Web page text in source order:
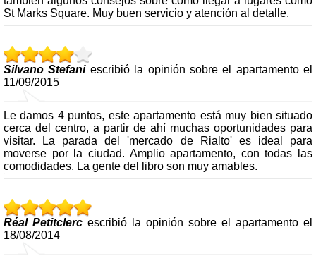
St Marks Square. Muy buen servicio y atención al detalle.
Silvano Stefaniescribió la opinión sobre el apartamento el
11/09/2015
Le damos 4 puntos, este apartamento está muy bien situado
cerca del centro, a partir de ahí muchas oportunidades para
visitar. La parada del 'mercado de Rialto' es ideal para
moverse por la ciudad. Amplio apartamento, con todas las
comodidades. La gente del libro son muy amables.
Réal Petitclerc escribió la opinión sobre el apartamento el
18/08/2014